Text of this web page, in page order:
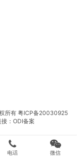
所有 粤ICP备20030925
： ODI备案
电话 微信